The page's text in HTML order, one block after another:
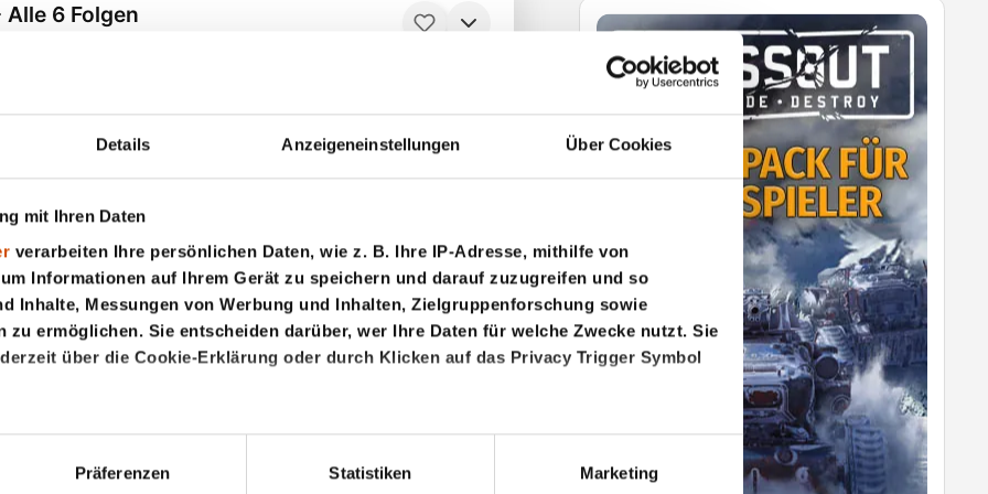
Details Anzeigeneinstellungen Über Cookies
mit Ihren Daten
verarbeiten Ihre persönlichen Daten, wie z. B. Ihre IP-Adresse, mithilfe von
Informationen auf Ihrem Gerät zu speichern und darauf zuzugreifen und so
Inhalte, Messungen von Werbung und Inhalten, Zielgruppenforschung sowie
zu ermöglichen. Sie entscheiden darüber, wer Ihre Daten für welche Zwecke nutzt. Sie
über die Cookie-Erklärung oder durch Klicken auf das Privacy Trigger Symbol
wir auch gerne:
geografische Lage erfassen, welche bis auf einige Meter genau sein können
Präferenzen Statistiken Marketing
22 Minuten
Minuten Ab 6 Jahren
6 Folgen
Ab 12 Jahren
RAKUTEN™ 100% GRATIS